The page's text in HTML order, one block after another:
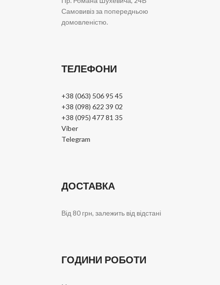
Самовивіз за попередньою
домовленістю.
ТЕЛЕФОНИ
+38 (063) 506 95 45
+38 (098) 622 39 02
+38 (095) 477 81 35
Viber
Telegram
ДОСТАВКА
Від 80 грн, залежить від відстані
ГОДИНИ РОБОТИ